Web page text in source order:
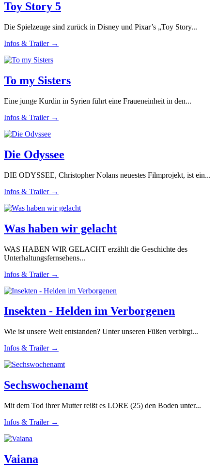
Toy Story 5
Die Spielzeuge sind zurück in Disney und Pixar’s „Toy Story...
Infos & Trailer →
To my Sisters
Eine junge Kurdin in Syrien führt eine Fraueneinheit in den...
Infos & Trailer →
Die Odyssee
DIE ODYSSEE, Christopher Nolans neuestes Filmprojekt, ist ein...
Infos & Trailer →
Was haben wir gelacht
WAS HABEN WIR GELACHT erzählt die Geschichte des
Unterhaltungsfernsehens...
Infos & Trailer →
Insekten - Helden im Verborgenen
Wie ist unsere Welt entstanden? Unter unseren Füßen verbirgt...
Infos & Trailer →
Sechswochenamt
Mit dem Tod ihrer Mutter reißt es LORE (25) den Boden unter...
Infos & Trailer →
Vaiana